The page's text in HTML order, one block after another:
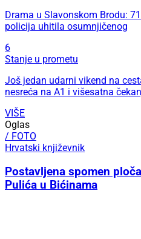
Drama u Slavonskom Brodu:
policija uhitila osumnjičenog
6
Stanje u prometu
Još jedan udarni vikend na
nesreća na A1 i višesatna
VIŠE
Oglas
/ FOTO
Hrvatski književnik
Postavljena spomen
Pulića u Bićinama